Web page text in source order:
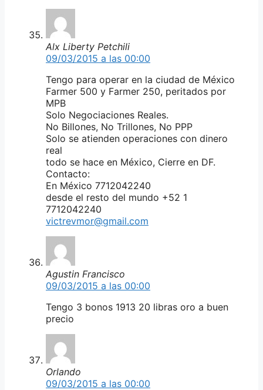
Alx Liberty Petchili
09/03/2015 a las 00:00
Tengo para operar en la ciudad de México
Farmer 500 y Farmer 250, peritados por
MPB
Solo Negociaciones Reales.
No Billones, No Trillones, No PPP
Solo se atienden operaciones con dinero
real
todo se hace en México, Cierre en DF.
Contacto:
En México 7712042240
desde el resto del mundo +52 1
7712042240
victrevmor@gmail.com
Agustin Francisco
09/03/2015 a las 00:00
Tengo 3 bonos 1913 20 libras oro a buen
precio
Orlando
09/03/2015 a las 00:00